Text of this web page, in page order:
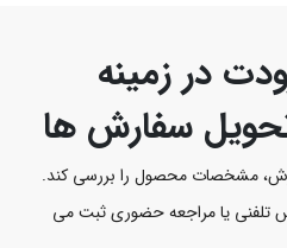
در زمینه
سفارش‌ ها
مشخصات محصول را بررسی کند.
تلفنی یا مراجعه حضوری ثبت می‌